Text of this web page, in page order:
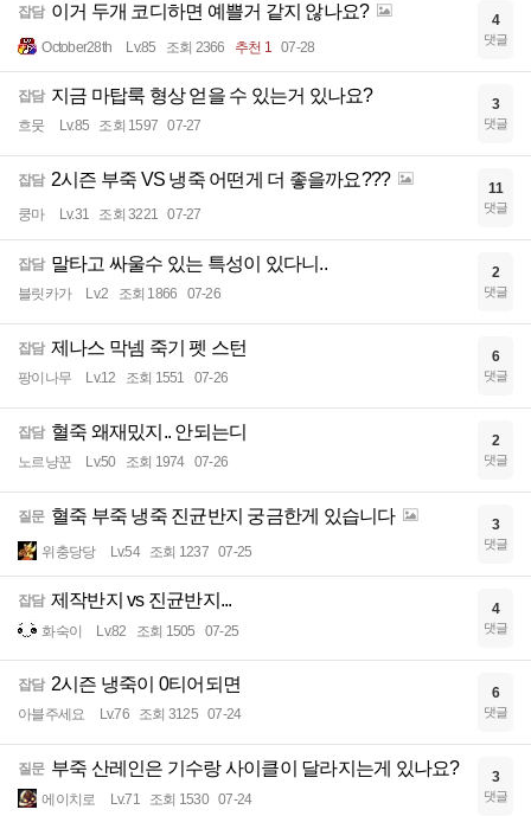
잡담 이거 두개 코디하면 예쁠거 같지 않나요?
October28th Lv.85 조회 2366 추천 1 07-28
4
댓글
잡담 지금 마탑룩 형상 얻을 수 있는거 있나요?
흐뭇 Lv.85 조회 1597 07-27
3
댓글
잡담 2시즌 부죽 VS 냉죽 어떤게 더 좋을까요???
쿵마 Lv.31 조회 3221 07-27
11
댓글
잡담 말타고 싸울수 있는 특성이 있다니..
블릿카가 Lv.2 조회 1866 07-26
2
댓글
잡담 제나스 막넴 죽기 펫 스턴
팡이나무 Lv.12 조회 1551 07-26
6
댓글
잡담 혈죽 왜재밌지.. 안되는디
노르냥꾼 Lv.50 조회 1974 07-26
2
댓글
질문 혈죽 부죽 냉죽 진균반지 궁금한게 있습니다
위충당당 Lv.54 조회 1237 07-25
3
댓글
잡담 제작반지 vs 진균반지...
화숙이 Lv.82 조회 1505 07-25
4
댓글
잡담 2시즌 냉죽이 0티어되면
아블주세요 Lv.76 조회 3125 07-24
6
댓글
질문 부죽 산레인은 기수랑 사이클이 달라지는게 있나요?
에이치로 Lv.71 조회 1530 07-24
3
댓글